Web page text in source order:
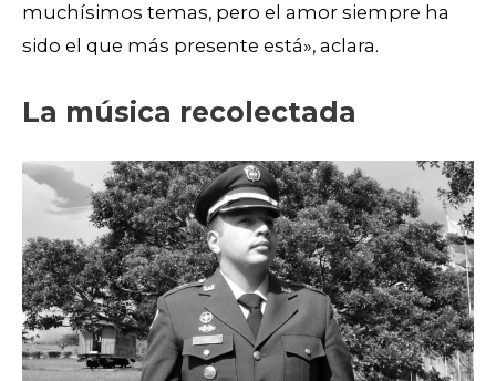
muchísimos temas, pero el amor siempre ha
sido el que más presente está», aclara.
La música recolectada